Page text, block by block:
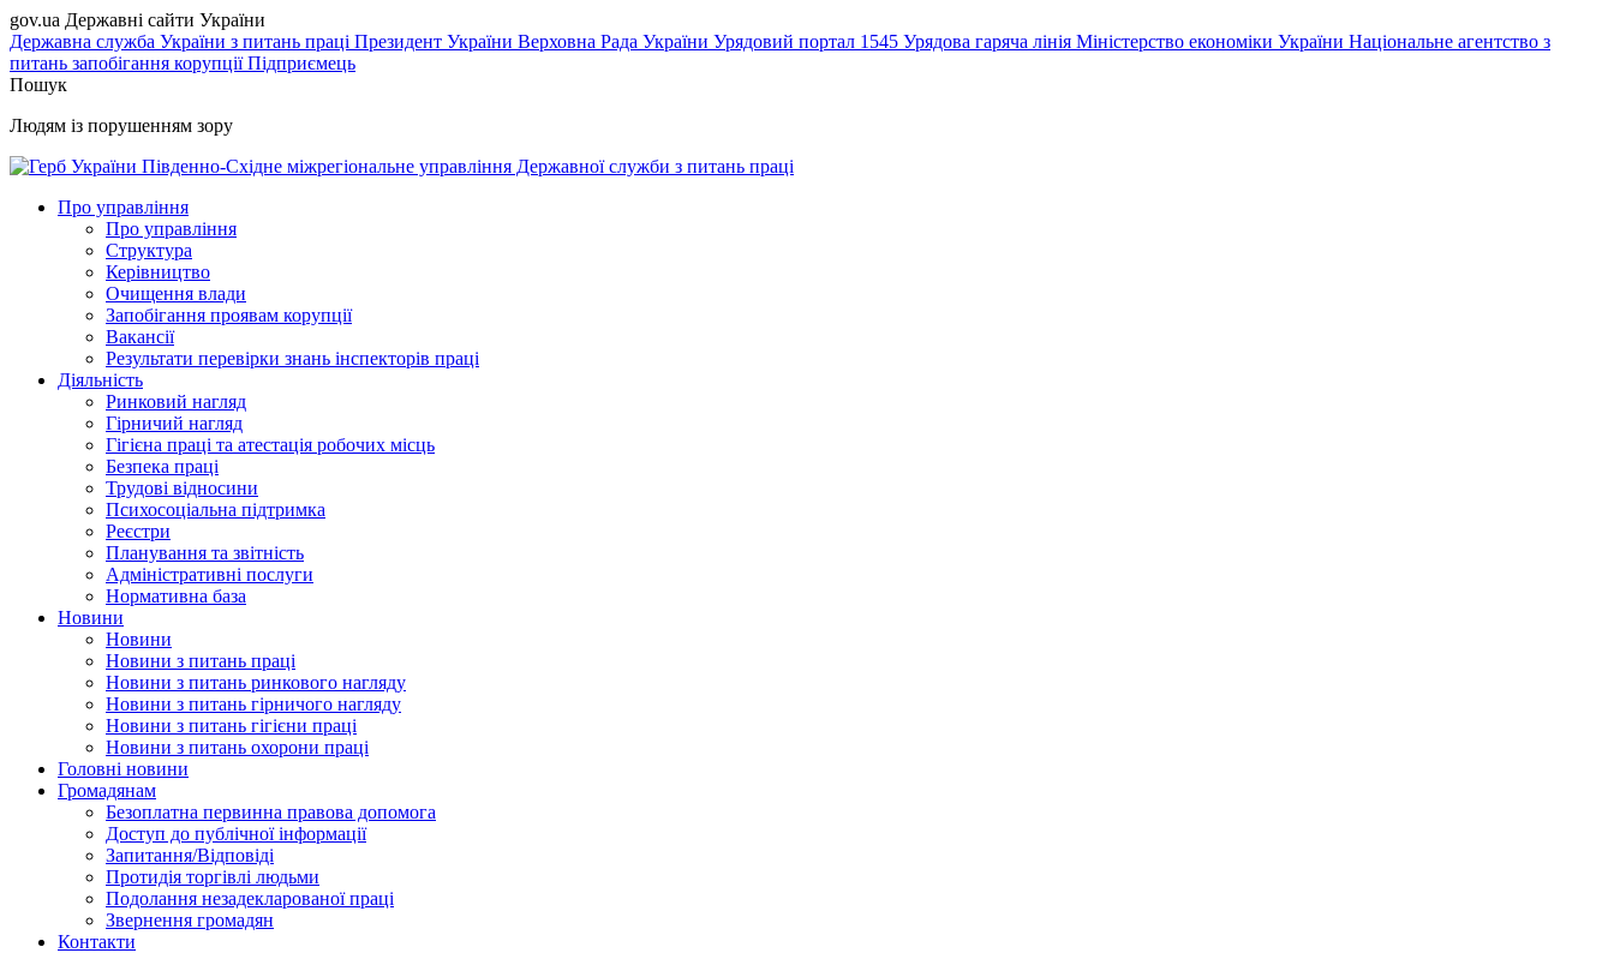
gov.ua Державні сайти України
Державна служба України з питань праці Президент України Верховна Рада України Урядовий портал 1545 Урядова гаряча лінія Міністерство економіки України Національне агентство з
питань запобігання корупціїПідприємець
Пошук
Людям із порушенням зору
Південно-Східне міжрегіональне управління Державної служби з питань праці
Про управління
Про управління
Структура
Керівництво
Очищення влади
Запобігання проявам корупції
Вакансії
Результати перевірки знань інспекторів праці
Діяльність
Ринковий нагляд
Гірничий нагляд
Гігієна праці та атестація робочих місць
Безпека праці
Трудові відносини
Психосоціальна підтримка
Реєстри
Планування та звітність
Адміністративні послуги
Нормативна база
Новини
Новини
Новини з питань праці
Новини з питань ринкового нагляду
Новини з питань гірничого нагляду
Новини з питань гігієни праці
Новини з питань охорони праці
Головні новини
Громадянам
Безоплатна первинна правова допомога
Доступ до публічної інформації
Запитання/Відповіді
Протидія торгівлі людьми
Подолання незадекларованої праці
Звернення громадян
Контакти